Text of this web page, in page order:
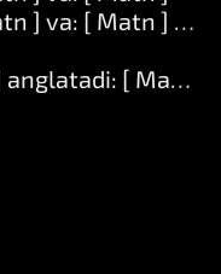
] va: [ Matn ] va:
[ Matn ]